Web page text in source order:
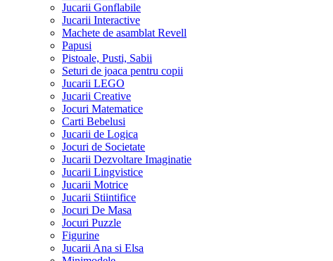
Jucarii Gonflabile
Jucarii Interactive
Machete de asamblat Revell
Papusi
Pistoale, Pusti, Sabii
Seturi de joaca pentru copii
Jucarii LEGO
Jucarii Creative
Jocuri Matematice
Carti Bebelusi
Jucarii de Logica
Jocuri de Societate
Jucarii Dezvoltare Imaginatie
Jucarii Lingvistice
Jucarii Motrice
Jucarii Stiintifice
Jocuri De Masa
Jocuri Puzzle
Figurine
Jucarii Ana si Elsa